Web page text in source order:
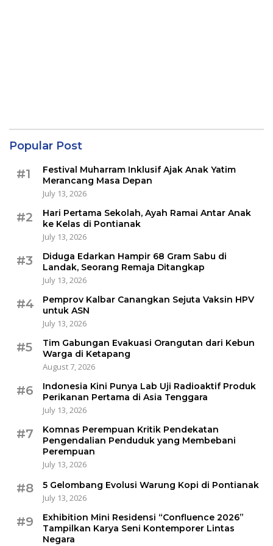
Popular Post
#1
Festival Muharram Inklusif Ajak Anak Yatim
Merancang Masa Depan
July 13, 2026
#2
Hari Pertama Sekolah, Ayah Ramai Antar Anak
ke Kelas di Pontianak
July 13, 2026
#3
Diduga Edarkan Hampir 68 Gram Sabu di
Landak, Seorang Remaja Ditangkap
July 13, 2026
#4
Pemprov Kalbar Canangkan Sejuta Vaksin HPV
untuk ASN
July 13, 2026
#5
Tim Gabungan Evakuasi Orangutan dari Kebun
Warga di Ketapang
August 7, 2026
#6
Indonesia Kini Punya Lab Uji Radioaktif Produk
Perikanan Pertama di Asia Tenggara
July 13, 2026
#7
Komnas Perempuan Kritik Pendekatan
Pengendalian Penduduk yang Membebani
Perempuan
July 13, 2026
#8
5 Gelombang Evolusi Warung Kopi di Pontianak
July 13, 2026
#9
Exhibition Mini Residensi “Confluence 2026”
Tampilkan Karya Seni Kontemporer Lintas
Negara